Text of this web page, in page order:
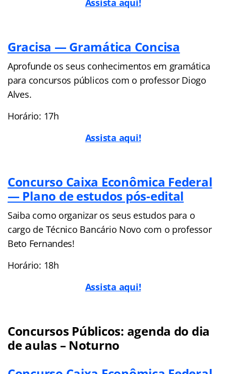
Assista aqui!
Gracisa — Gramática Concisa
Aprofunde os seus conhecimentos em gramática
para concursos públicos com o professor Diogo
Alves.
Horário: 17h
Assista aqui!
Concurso Caixa Econômica Federal
— Plano de estudos pós-edital
Saiba como organizar os seus estudos para o
cargo de Técnico Bancário Novo com o professor
Beto Fernandes!
Horário: 18h
Assista aqui!
Concursos Públicos: agenda do dia
de aulas – Noturno